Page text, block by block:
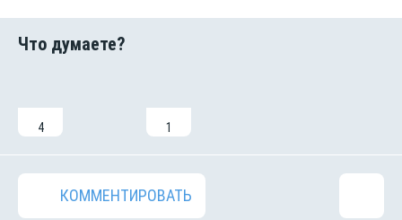
4 1
КОММЕНТИРОВАТЬ